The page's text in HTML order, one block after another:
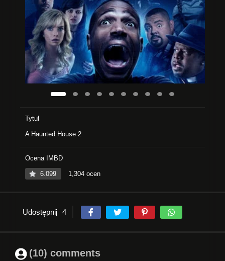
Tytuł
A Haunted House 2
Ocena IMBD
6.099 1,304 ocen
Udostępnij 4
(10) comments